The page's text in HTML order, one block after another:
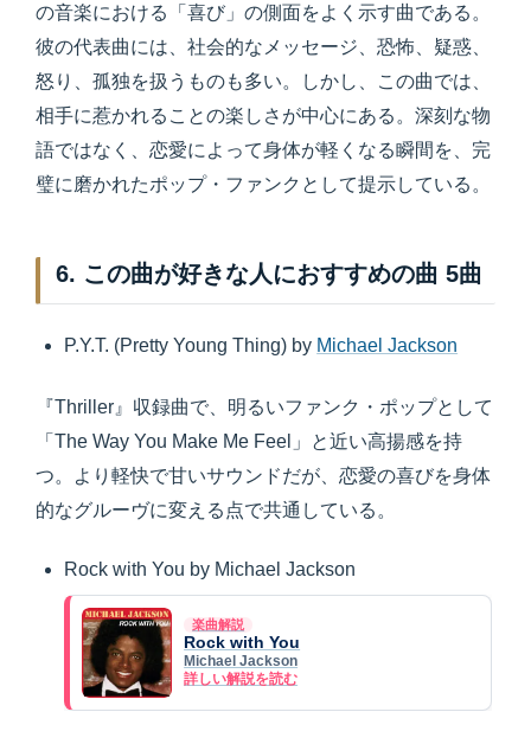
の音楽における「喜び」の側面をよく示す曲である。
彼の代表曲には、社会的なメッセージ、恐怖、疑惑、
怒り、孤独を扱うものも多い。しかし、この曲では、
相手に惹かれることの楽しさが中心にある。深刻な物
語ではなく、恋愛によって身体が軽くなる瞬間を、完
璧に磨かれたポップ・ファンクとして提示している。
6. この曲が好きな人におすすめの曲 5曲
P.Y.T. (Pretty Young Thing) by Michael Jackson
『Thriller』収録曲で、明るいファンク・ポップとして
「The Way You Make Me Feel」と近い高揚感を持
つ。より軽快で甘いサウンドだが、恋愛の喜びを身体
的なグルーヴに変える点で共通している。
Rock with You by Michael Jackson
楽曲解説
Rock with You
Michael Jackson
詳しい解説を読む